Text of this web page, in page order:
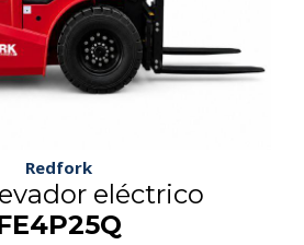
Redfork
eléctrico